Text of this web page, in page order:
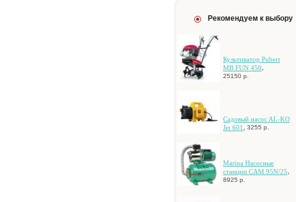
Рекомендуем к выбору
Культиватор Pubert
MB FUN 450,
25150 р.
Caдoвый нacoc AL-KO
Jet 601 , 3255 р.
Marina Hacocныe
cтaнции CAM 95N/25,
8925 р.